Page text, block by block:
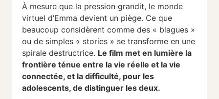
À mesure que la pression grandit, le monde
virtuel d’Emma devient un piège. Ce que
beaucoup considèrent comme des « blagues »
ou de simples « stories » se transforme en une
spirale destructrice. Le film met en lumière la
frontière ténue entre la vie réelle et la vie
connectée, et la difficulté, pour les
adolescents, de distinguer les deux.